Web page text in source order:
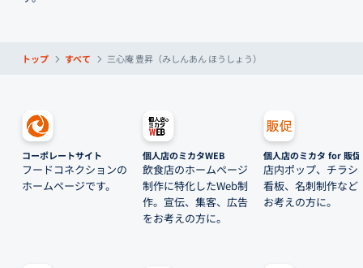
トップ すべて 三心庵 豊昇（みしんあん ほうしょう）
コーポレートサイト
フードコネクションの
ホームページです。
個人店のミカタWEB
飲食店のホームページ
制作に特化したWeb制
作。宣伝、集客、広告
をお考えの方に。
個人店のミカタ for 販促
店内ポップ、チラシ
看板、名刺制作など
お考えの方に。